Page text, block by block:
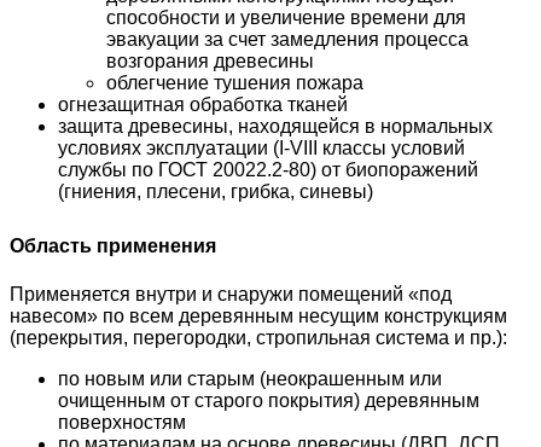
способности и увеличение времени для
эвакуации за счет замедления процесса
возгорания древесины
облегчение тушения пожара
огнезащитная обработка тканей
защита древесины, находящейся в нормальных
условиях эксплуатации (I-VIII классы условий
службы по ГОСТ 20022.2-80) от биопоражений
(гниения, плесени, грибка, синевы)
Область применения
Применяется внутри и снаружи помещений «под
навесом» по всем деревянным несущим конструкциям
(перекрытия, перегородки, стропильная система и пр.):
по новым или старым (неокрашенным или
очищенным от старого покрытия) деревянным
поверхностям